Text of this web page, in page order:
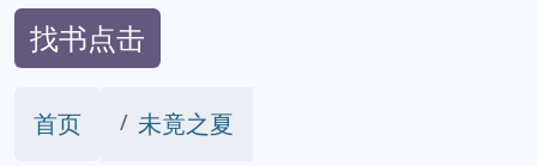
找书点击
首页 未竟之夏